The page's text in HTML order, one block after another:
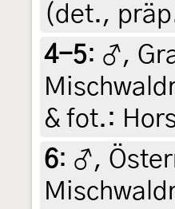
(det.,
4-5: ♂,
& fot.:
6: ♂,